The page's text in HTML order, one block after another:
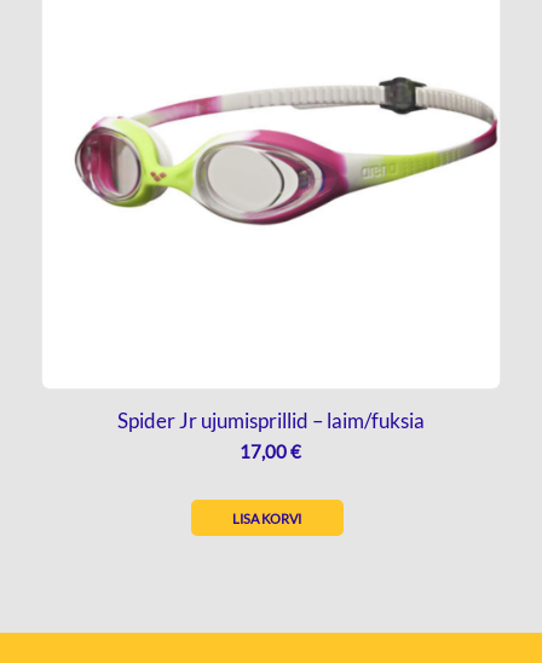
Spider Jr ujumisprillid – laim/fuksia
17,00€
LISA KORVI